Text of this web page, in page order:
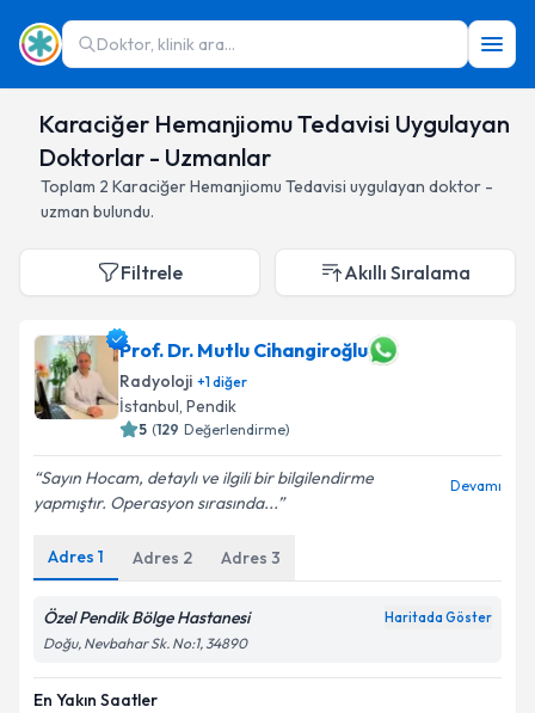
Doktor, klinik ara...
Karaciğer Hemanjiomu Tedavisi Uygulayan
Doktorlar - Uzmanlar
Toplam 2 Karaciğer Hemanjiomu Tedavisi uygulayan doktor -
uzman bulundu.
Filtrele Akıllı Sıralama
Prof. Dr. Mutlu Cihangiroğlu
Radyoloji +1diğer
İstanbul, Pendik
5 (129 Değerlendirme)
Sayın Hocam, detaylı ve ilgili bir bilgilendirme
yapmıştır. Operasyon sırasında...
Devamı
Adres 1 Adres 2 Adres 3
Özel Pendik Bölge Hastanesi Haritada Göster
Doğu, Nevbahar Sk. No:1, 34890
En Yakın Saatler